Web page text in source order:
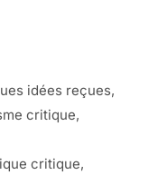
idées reçues,
critique,
critique,